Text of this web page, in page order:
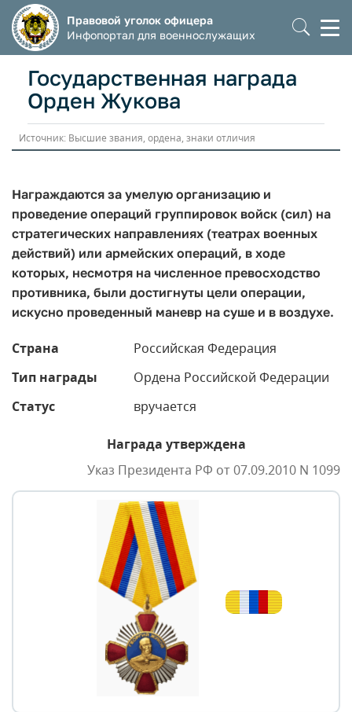
Правовой уголок офицера
Инфопортал для военнослужащих
Государственная награда
Орден Жукова
Источник: Высшие звания, ордена, знаки отличия
Награждаются за умелую организацию и
проведение операций группировок войск (сил) на
стратегических направлениях (театрах военных
действий) или армейских операций, в ходе
которых, несмотря на численное превосходство
противника, были достигнуты цели операции,
искусно проведенный маневр на суше и в воздухе.
Страна
Российская Федерация
Тип награды
Ордена Российской Федерации
Статус
вручается
Награда утверждена
Указ Президента РФ от 07.09.2010 N 1099